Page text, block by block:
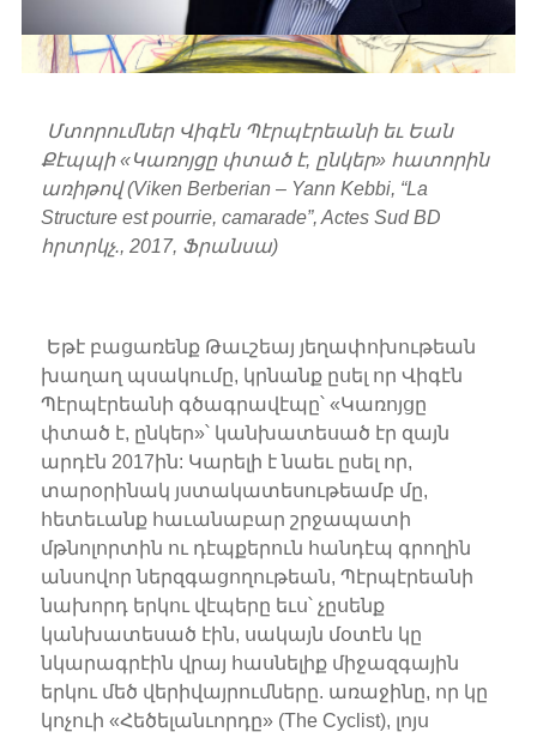
Մտորումներ Վիգէն Պէրպէրեանի եւ Եան
Քէպպի «Կառոյցը փտած է, ընկեր» հատորին
առիթով (Viken Berberian – Yann Kebbi, “La
Structure est pourrie, camarade”, Actes Sud BD
հրտրկչ., 2017, Ֆրանսա)
Եթէ բացառենք Թաւշեայ յեղափոխութեան
խաղաղ պսակումը, կրնանք ըսել որ Վիգէն
Պէրպէրեանի գծագրավէպը՝ «Կառոյցը
փտած է, ընկեր»՝ կանխատեսած էր զայն
արդէն 2017ին: Կարելի է նաեւ ըսել որ,
տարօրինակ յստակատեսութեամբ մը,
հետեւանք հաւանաբար շրջապատի
մթնոլորտին ու դէպքերուն հանդէպ գրողին
անսովոր ներզգացողութեան, Պէրպէրեանի
նախորդ երկու վէպերը եւս՝ չըսենք
կանխատեսած էին, սակայն մօտէն կը
նկարագրէին վրայ հասնելիք միջազգային
երկու մեծ վերիվայրումները. առաջինը, որ կը
կոչուի «Հեծելանւորդը» (The Cyclist), լոյս